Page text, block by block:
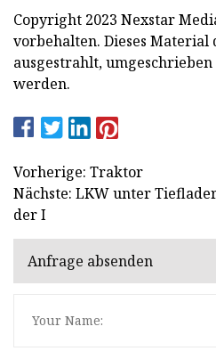
Copyright 2023 Nexstar
vorbehalten. Dieses
ausgestrahlt,
werden.
Vorherige: Traktor
Nächste: LKW unter
der I
Anfrage absenden